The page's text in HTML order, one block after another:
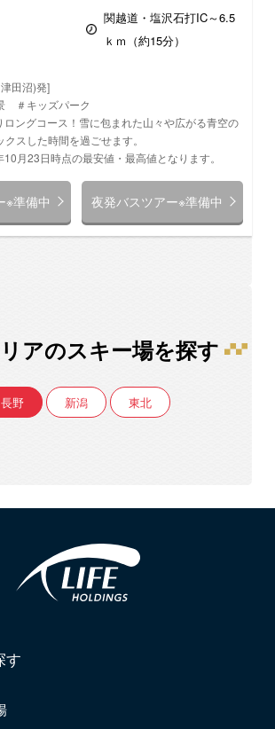
関越道・塩沢石打IC～6.5
ｋｍ（約15分）
田沼)発]
＃キッズパーク
ングコース！雪に包まれた山々や広がる青空の
スした時間を過ごせます。
月23日時点の最安値・最高値となります。
※準備中 夜発バスツアー※準備中
アのスキー場を探す
長野 新潟 東北
す